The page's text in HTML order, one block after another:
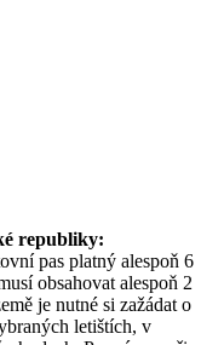
republiky:
pas platný alespoň 6
obsahovat alespoň 2
je nutné si zažádat o
letištích, v